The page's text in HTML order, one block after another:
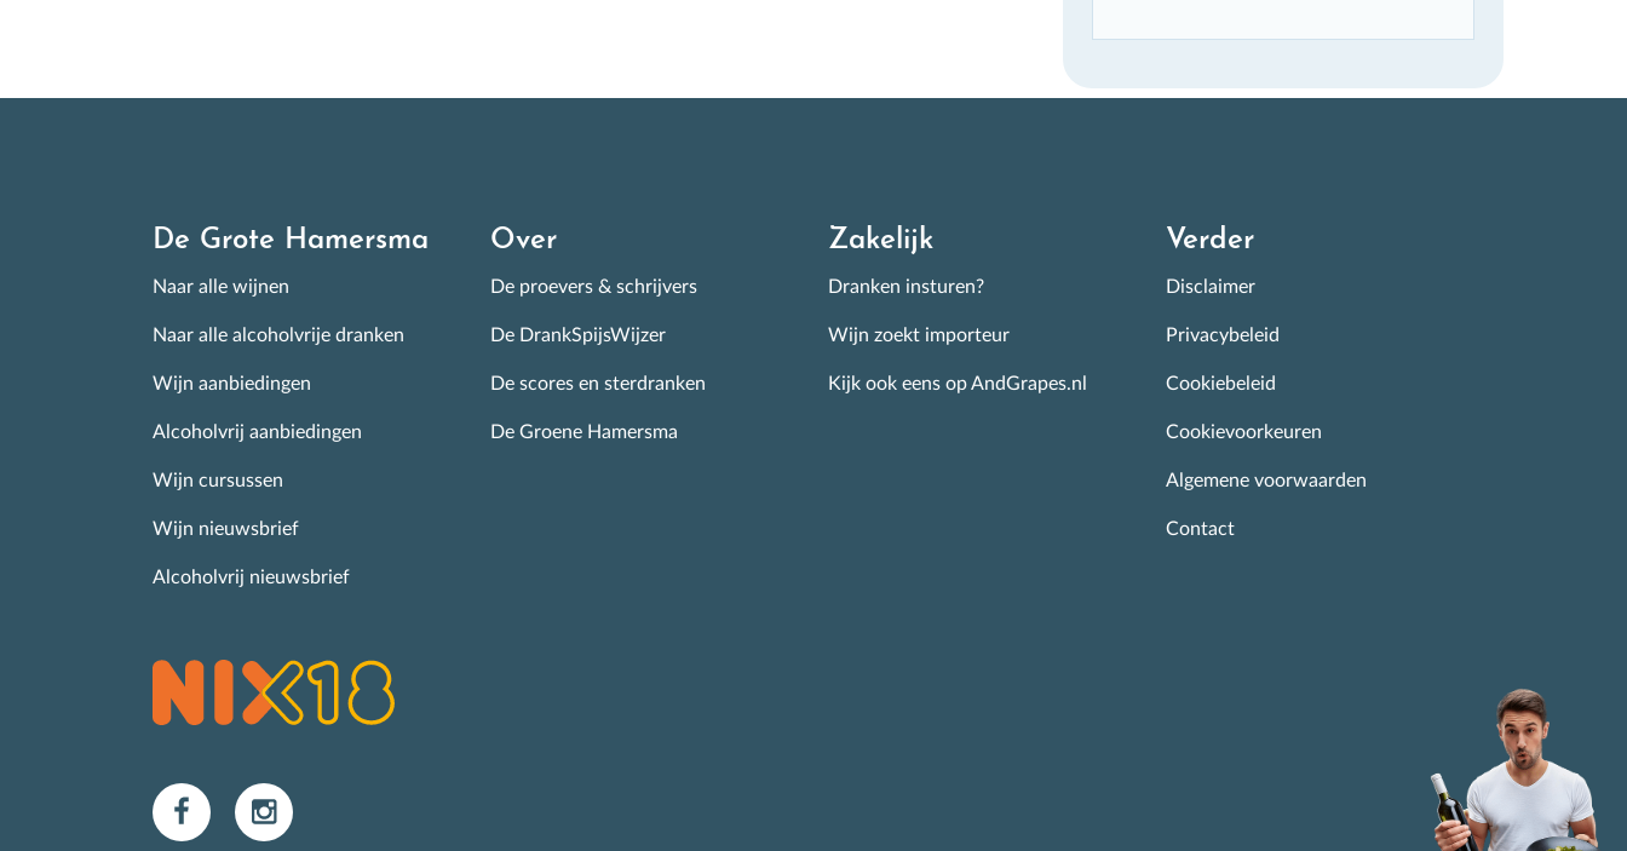
De Grote Hamersma
Naar alle wijnen
Naar alle alcoholvrije dranken
Wijn aanbiedingen
Alcoholvrij aanbiedingen
Wijn cursussen
Wijn nieuwsbrief
Alcoholvrij nieuwsbrief
Over
De proevers & schrijvers
De DrankSpijsWijzer
De scores en sterdranken
De Groene Hamersma
Zakelijk
Dranken insturen?
Wijn zoekt importeur
Kijk ook eens op AndGrapes.nl
Verder
Disclaimer
Privacybeleid
Cookiebeleid
Cookievoorkeuren
Algemene voorwaarden
Contact